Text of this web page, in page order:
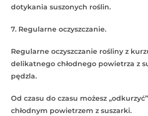
dotykania suszonych roślin.
7. Regularne oczyszczanie.
Regularne oczyszczanie rośliny z
delikatnego chłodnego powietrza z
pędzla.
Od czasu do czasu możesz
chłodnym powietrzem z suszarki.